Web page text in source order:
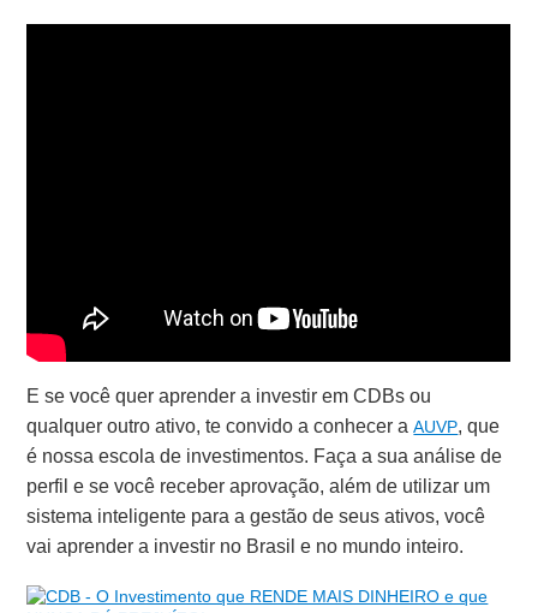
E se você quer aprender a investir em CDBs ou
qualquer outro ativo, te convido a conhecer aAUVP, que
é nossa escola de investimentos. Faça a sua análise de
perfil e se você receber aprovação, além de utilizar um
sistema inteligente para a gestão de seus ativos, você
vai aprender a investir no Brasil e no mundo inteiro.